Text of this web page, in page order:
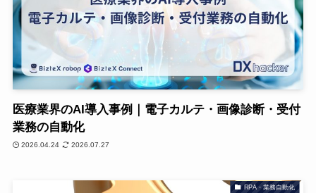
医療業界のAI導入事例｜電子カルテ・画像診断・受付
業務の自動化
2026.04.24 2026.07.27
RPA・業務自動化